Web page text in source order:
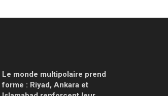
Le monde multipolaire prend
forme : Riyad, Ankara et